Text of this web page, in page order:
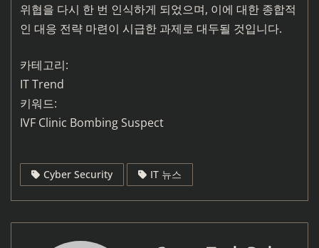
위협을 다시 한 번 인식하게 되었으며, 이에 대한 종합적
인 대응 전략 마련이 시급한 과제로 대두될 것입니다.
카테고리:
IT Trend
키워드:
IVF Clinic Bombing Suspect
Cyber Security IT 뉴스